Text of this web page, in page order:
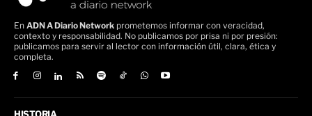
En ADN A Diario Network prometemos informar con veracidad,
contexto y responsabilidad. No publicamos por prisa ni por presión:
publicamos para servir al lector con información útil, clara, ética y
completa.